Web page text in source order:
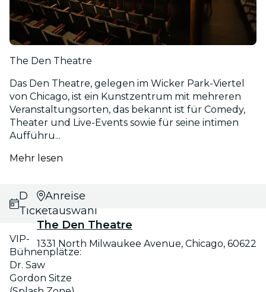
The Den Theatre
Das Den Theatre, gelegen im Wicker Park-Viertel
von Chicago, ist ein Kunstzentrum mit mehreren
Veranstaltungsorten, das bekannt ist für Comedy,
Theater und Live-Events sowie für seine intimen
Aufführu...
Mehr lesen
Datums- und
Ticketauswahl
VIP-
Bühnenplätze:
Dr. Saw
Gordon Sitze
Anreise
The Den Theatre
1331 North Milwaukee Avenue, Chicago, 60622